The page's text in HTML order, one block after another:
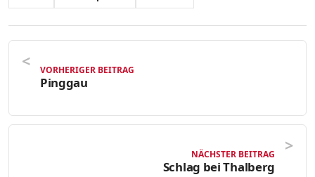
VORHERIGER BEITRAG
Pinggau
NÄCHSTER BEITRAG
Schlag bei Thalberg